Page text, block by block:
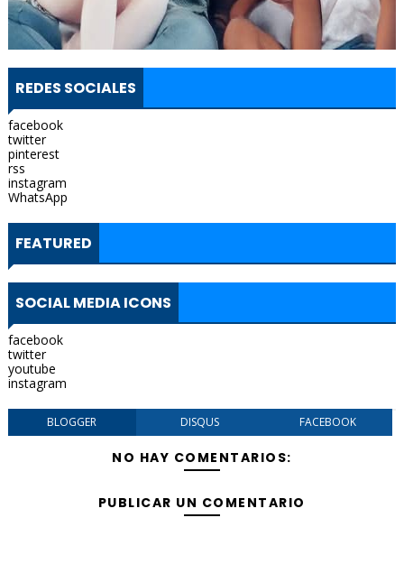
REDES SOCIALES
facebook
twitter
pinterest
rss
instagram
WhatsApp
FEATURED
SOCIAL MEDIA ICONS
facebook
twitter
youtube
instagram
BLOGGER DISQUS FACEBOOK
NO HAY COMENTARIOS:
PUBLICAR UN COMENTARIO